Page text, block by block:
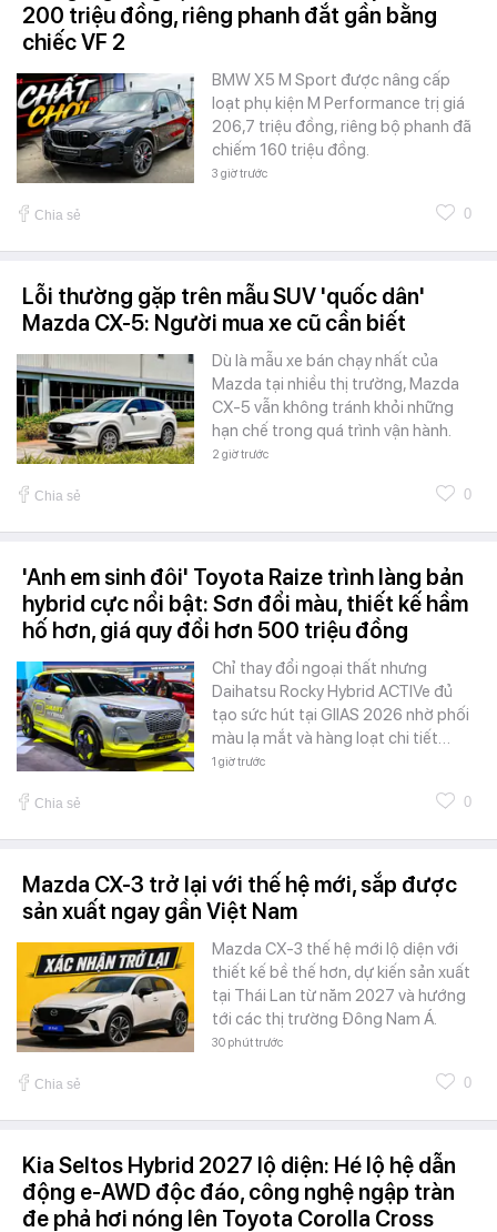
200 triệu đồng, riêng phanh đắt gần bằng
chiếc VF 2
BMW X5 M Sport được nâng cấp
loạt phụ kiện M Performance trị giá
206,7 triệu đồng, riêng bộ phanh đã
chiếm 160 triệu đồng.
3 giờ trước
Chia sẻ 0
Lỗi thường gặp trên mẫu SUV 'quốc dân'
Mazda CX-5: Người mua xe cũ cần biết
Dù là mẫu xe bán chạy nhất của
Mazda tại nhiều thị trường, Mazda
CX-5 vẫn không tránh khỏi những
hạn chế trong quá trình vận hành.
2 giờ trước
Chia sẻ 0
'Anh em sinh đôi' Toyota Raize trình làng bản
hybrid cực nổi bật: Sơn đổi màu, thiết kế hầm
hố hơn, giá quy đổi hơn 500 triệu đồng
Chỉ thay đổi ngoại thất nhưng
Daihatsu Rocky Hybrid ACTIVe đủ
tạo sức hút tại GIIAS 2026 nhờ phối
màu lạ mắt và hàng loạt chi tiết…
1 giờ trước
Chia sẻ 0
Mazda CX-3 trở lại với thế hệ mới, sắp được
sản xuất ngay gần Việt Nam
Mazda CX-3 thế hệ mới lộ diện với
thiết kế bề thế hơn, dự kiến sản xuất
tại Thái Lan từ năm 2027 và hướng
tới các thị trường Đông Nam Á.
30 phút trước
Chia sẻ 0
Kia Seltos Hybrid 2027 lộ diện: Hé lộ hệ dẫn
động e-AWD độc đáo, công nghệ ngập tràn
đe phả hơi nóng lên Toyota Corolla Cross